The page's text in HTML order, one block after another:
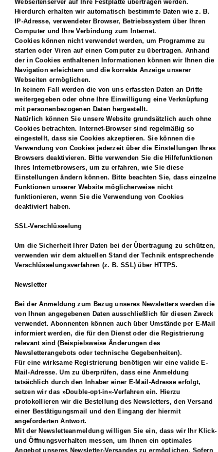
Webseitenserver auf Ihre Festplatte übertragen werden.
Hierdurch erhalten wir automatisch bestimmte Daten wie z. B.
IP-Adresse, verwendeter Browser, Betriebssystem über Ihren
Computer und Ihre Verbindung zum Internet.
Cookies können nicht verwendet werden, um Programme zu
starten oder Viren auf einen Computer zu übertragen. Anhand
der in Cookies enthaltenen Informationen können wir Ihnen die
Navigation erleichtern und die korrekte Anzeige unserer
Webseiten ermöglichen.
In keinem Fall werden die von uns erfassten Daten an Dritte
weitergegeben oder ohne Ihre Einwilligung eine Verknüpfung
mit personenbezogenen Daten hergestellt.
Natürlich können Sie unsere Website grundsätzlich auch ohne
Cookies betrachten. Internet-Browser sind regelmäßig so
eingestellt, dass sie Cookies akzeptieren. Sie können die
Verwendung von Cookies jederzeit über die Einstellungen Ihres
Browsers deaktivieren. Bitte verwenden Sie die Hilfefunktionen
Ihres Internetbrowsers, um zu erfahren, wie Sie diese
Einstellungen ändern können. Bitte beachten Sie, dass einzelne
Funktionen unserer Website möglicherweise nicht
funktionieren, wenn Sie die Verwendung von Cookies
deaktiviert haben.
SSL-Verschlüsselung
Um die Sicherheit Ihrer Daten bei der Übertragung zu schützen,
verwenden wir dem aktuellen Stand der Technik entsprechende
Verschlüsselungsverfahren (z. B. SSL) über HTTPS.
Newsletter
Bei der Anmeldung zum Bezug unseres Newsletters werden die
von Ihnen angegebenen Daten ausschließlich für diesen Zweck
verwendet. Abonnenten können auch über Umstände per E-Mail
informiert werden, die für den Dienst oder die Registrierung
relevant sind (Beispielsweise Änderungen des
Newsletterangebots oder technische Gegebenheiten).
Für eine wirksame Registrierung benötigen wir eine valide E-
Mail-Adresse. Um zu überprüfen, dass eine Anmeldung
tatsächlich durch den Inhaber einer E-Mail-Adresse erfolgt,
setzen wir das »Double-opt-in«-Verfahren ein. Hierzu
protokollieren wir die Bestellung des Newsletters, den Versand
einer Bestätigungsmail und den Eingang der hiermit
angeforderten Antwort.
Mit der Newsletteanmeldung willigen Sie ein, dass wir Ihr Klick-
und Öffnungsverhalten messen, um Ihnen ein optimales
Angebot unseres Newsletter-Versandes zu ermöglichen. Sofern